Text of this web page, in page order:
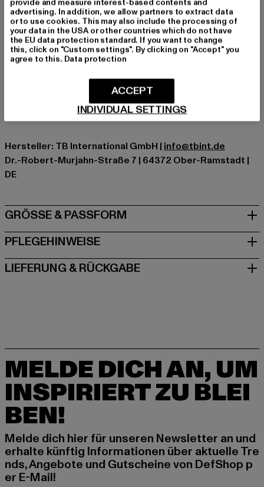
Details: Rippstrickbündchen, Einschubtaschen, Print
Schnitt: Locker
Marke: Dangerous DNGRS
Kat.: Hoodies
Farbe: weiß
Hersteller Farbe: white
Materialzusammensetzung: 80% Baumwolle, 20%
Art.Nr: DGHD492-00220
Hersteller: TB International GmbH | info@tbint.de
Dr.-Robert-Murjahn-Straße 7 | 64372 Ober-Ramstadt |
DE
GRÖSSE & PASSFORM
PFLEGEHINWEISE
LIEFERUNG & RÜCKGABE
MELDE DICH AN, UM
INSPIRIERT ZU BLEI
BEN!
Melde dich hier für unseren Newsletter an und
erhalte künftig Informationen über aktuelle Tre
nds, Angebote und Gutscheine von DefShop p
er E-Mail!
provide and measure interest-based contents and
advertising. In addition, we allow partners to extract data
or to use cookies. This may also include the processing of
your data in the USA or other countries which do not have
the EU data protection standard. If you want to change
this, click on "Custom settings". By clicking on "Accept" you
agree to this. Data protection
INDIVIDUAL SETTINGS
ACCEPT